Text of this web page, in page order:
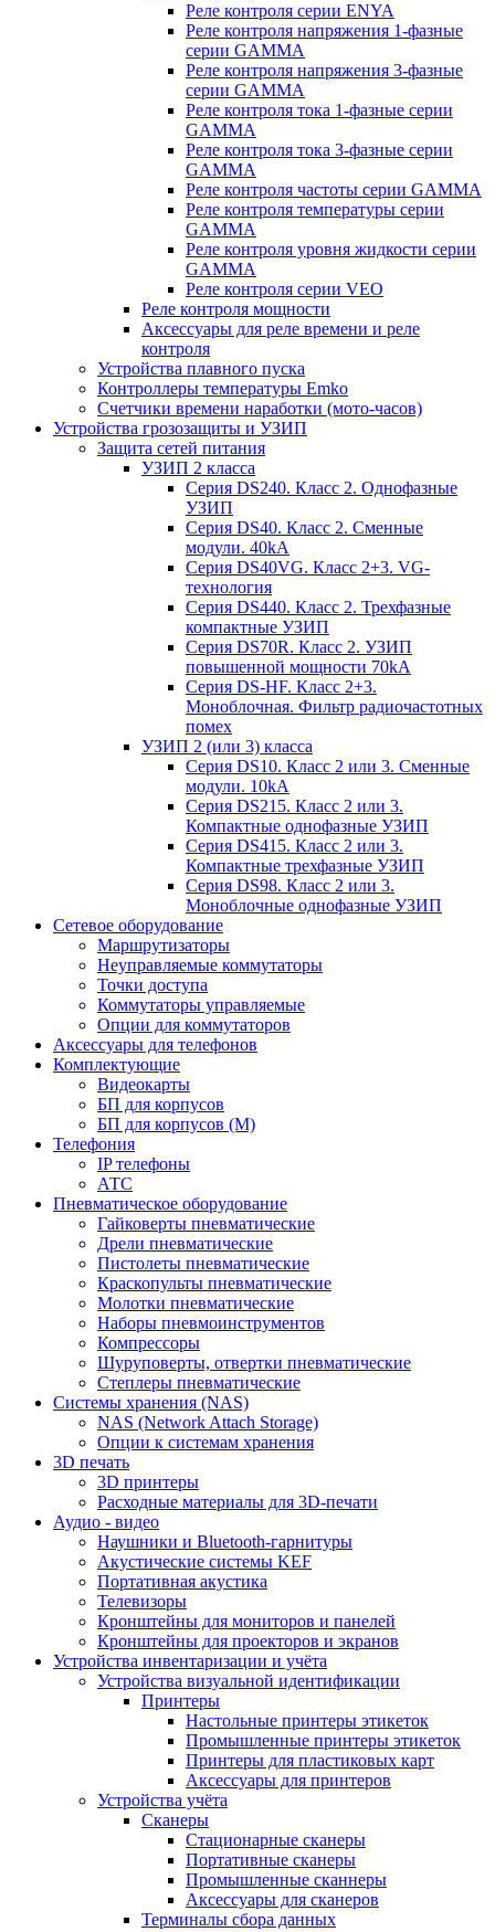
Реле контроля серии ENYA
Реле контроля напряжения 1-фазные
серии GAMMA
Реле контроля напряжения 3-фазные
серии GAMMA
Реле контроля тока 1-фазные серии
GAMMA
Реле контроля тока 3-фазные серии
GAMMA
Реле контроля частоты серии GAMMA
Реле контроля температуры серии
GAMMA
Реле контроля уровня жидкости серии
GAMMA
Реле контроля серии VEO
Реле контроля мощности
Аксессуары для реле времени и реле
контроля
Устройства плавного пуска
Контроллеры температуры Emko
Счетчики времени наработки (мото-часов)
Устройства грозозащиты и УЗИП
Защита сетей питания
УЗИП 2 класса
Серия DS240. Класс 2. Однофазные
УЗИП
Серия DS40. Класс 2. Сменные
модули. 40kA
Серия DS40VG. Класс 2+3. VG-
технология
Серия DS440. Класс 2. Трехфазные
компактные УЗИП
Серия DS70R. Класс 2. УЗИП
повышенной мощности 70kA
Серия DS-HF. Класс 2+3.
Моноблочная. Фильтр радиочастотных
помех
УЗИП 2 (или 3) класса
Серия DS10. Класс 2 или 3. Сменные
модули. 10kA
Серия DS215. Класс 2 или 3.
Компактные однофазные УЗИП
Серия DS415. Класс 2 или 3.
Компактные трехфазные УЗИП
Серия DS98. Класс 2 или 3.
Моноблочные однофазные УЗИП
Сетевое оборудование
Маршрутизаторы
Неуправляемые коммутаторы
Точки доступа
Коммутаторы управляемые
Опции для коммутаторов
Аксессуары для телефонов
Комплектующие
Видеокарты
БП для корпусов
БП для корпусов (М)
Телефония
IP телефоны
АТС
Пневматическое оборудование
Гайковерты пневматические
Дрели пневматические
Пистолеты пневматические
Краскопульты пневматические
Молотки пневматические
Наборы пневмоинструментов
Компрессоры
Шуруповерты, отвертки пневматические
Степлеры пневматические
Cистемы хранения (NAS)
NAS (Network Attach Storage)
Опции к системам хранения
3D печать
3D принтеры
Расходные материалы для 3D-печати
Аудио - видео
Наушники и Bluetooth-гарнитуры
Акустические системы KEF
Портативная акустика
Телевизоры
Кронштейны для мониторов и панелей
Кронштейны для проекторов и экранов
Устройства инвентаризации и учёта
Устройства визуальной идентификации
Принтеры
Настольные принтеры этикеток
Промышленные принтеры этикеток
Принтеры для пластиковых карт
Аксессуары для принтеров
Устройства учёта
Сканеры
Стационарные сканеры
Портативные сканеры
Промышленные сканнеры
Аксессуары для сканеров
Терминалы сбора данных